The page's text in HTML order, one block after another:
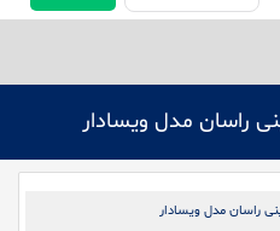
راسان مدل ویسادار
راسان مدل ویسادار